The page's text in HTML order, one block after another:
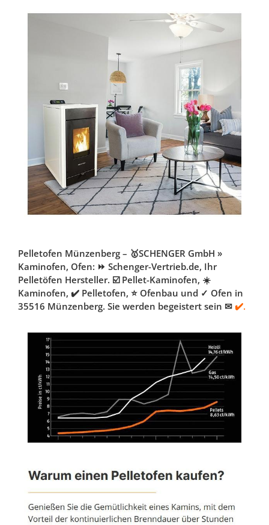
Pelletofen Münzenberg – 🥇SCHENGER GmbH »
Kaminofen, Ofen: ⏩ Schenger-Vertrieb.de, Ihr
Pelletöfen Hersteller. ☑️ Pellet-Kaminofen, ☀️
Kaminofen, ✔️ Pelletofen, ⭐ Ofenbau und ✓ Ofen in
35516 Münzenberg. Sie werden begeistert sein ✉ ✔️.